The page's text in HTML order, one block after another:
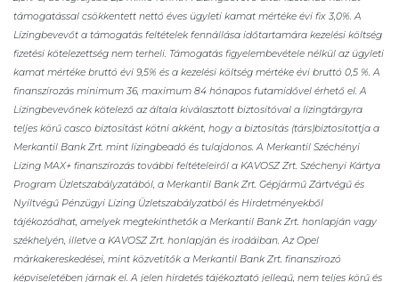
támogatással csökkentett nettó éves ügyleti kamat mértéke évi fix 3,0%. A
Lízingbevevőt a támogatás feltételek fennállása időtartamára kezelési költség
fizetési kötelezettség nem terheli. Támogatás figyelembevétele nélkül az ügyleti
kamat mértéke bruttó évi 9,5% és a kezelési költség mértéke évi bruttó 0,5 %. A
finanszírozás minimum 36, maximum 84 hónapos futamidővel érhető el. A
Lízingbevevőnek kötelező az általa kiválasztott biztosítóval a lízingtárgyra
teljes körű casco biztosítást kötni akként, hogy a biztosítás (társ)biztosítottja a
Merkantil Bank Zrt. mint lízingbeadó és tulajdonos. A Merkantil Széchényi
Lízing MAX+ finanszírozás további feltételeiről a KAVOSZ Zrt. Széchenyi Kártya
Program Üzletszabályzatából, a Merkantil Bank Zrt. Gépjármű Zártvégű és
Nyíltvégű Pénzügyi Lízing Üzletszabályzatból és Hirdetményekből
tájékozódhat, amelyek megtekinthetők a Merkantil Bank Zrt. honlapján vagy
székhelyén, illetve a KAVOSZ Zrt. honlapján és irodáiban. Az Opel
márkakereskedései, mint közvetítők a Merkantil Bank Zrt. finanszírozó
képviseletében járnak el. A jelen hirdetés tájékoztató jellegű, nem teljes körű és